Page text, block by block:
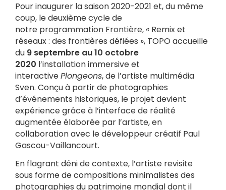
Pour inaugurer la saison 2020-2021 et, du même
coup, le deuxième cycle de
notre programmation Frontière, « Remix et
réseaux : des frontières défiées », TOPO accueille
du 9 septembre au10 octobre
2020 l’installation immersive et
interactivePlongeons, de l’artiste multimédia
Sven. Conçu à partir de photographies
d’événements historiques, le projet devient
expérience grâce à l’interface de réalité
augmentée élaborée par l’artiste, en
collaboration avec le développeur créatif Paul
Gascou-Vaillancourt.
En flagrant déni de contexte, l’artiste revisite
sous forme de compositions minimalistes des
photographies du patrimoine mondial dont il